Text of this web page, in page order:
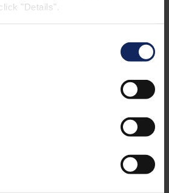
"Details".
(DINAMARCA)